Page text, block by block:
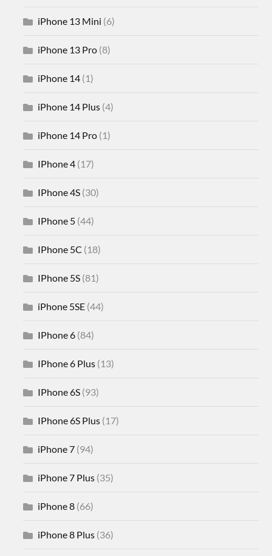
iPhone 13 Mini (6)
iPhone 13 Pro (8)
iPhone 14 (1)
iPhone 14 Plus (4)
iPhone 14 Pro (1)
IPhone 4 (17)
IPhone 4S (30)
IPhone 5 (44)
IPhone 5C (18)
IPhone 5S (81)
iPhone 5SE (44)
IPhone 6 (84)
IPhone 6 Plus (13)
IPhone 6S (93)
IPhone 6S Plus (17)
iPhone 7 (94)
iPhone 7 Plus (35)
iPhone 8 (66)
iPhone 8 Plus (36)